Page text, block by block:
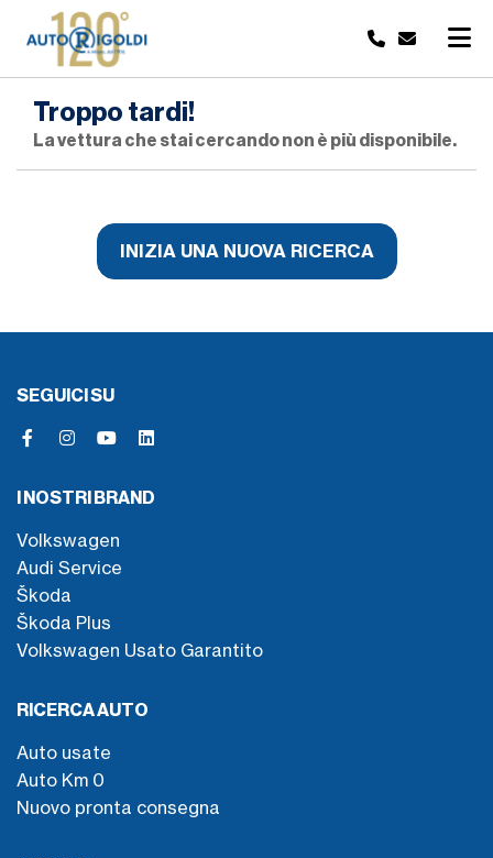
Troppo tardi!
La vettura che stai cercando non è più disponibile.
INIZIA UNA NUOVA RICERCA
SEGUICI SU
I NOSTRI BRAND
Volkswagen
Audi Service
Škoda
Škoda Plus
Volkswagen Usato Garantito
RICERCA AUTO
Auto usate
Auto Km 0
Nuovo pronta consegna